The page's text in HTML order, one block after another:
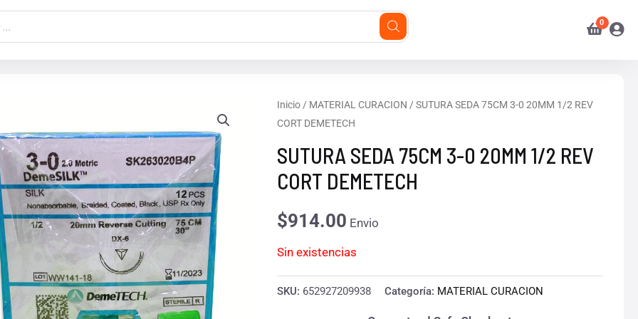
Inicio/ MATERIAL CURACION / SUTURA SEDA 75CM 3-0 20MM 1/2 REV
CORT DEMETECH
SUTURA SEDA 75CM 3-0 20MM 1/2 REV
CORT DEMETECH
$914.00 Envio
Sin existencias
SKU: 652927209938 Categoría: MATERIAL CURACION